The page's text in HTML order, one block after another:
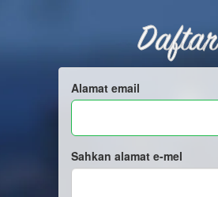
Daftar
Alamat email
Sahkan alamat e-mel